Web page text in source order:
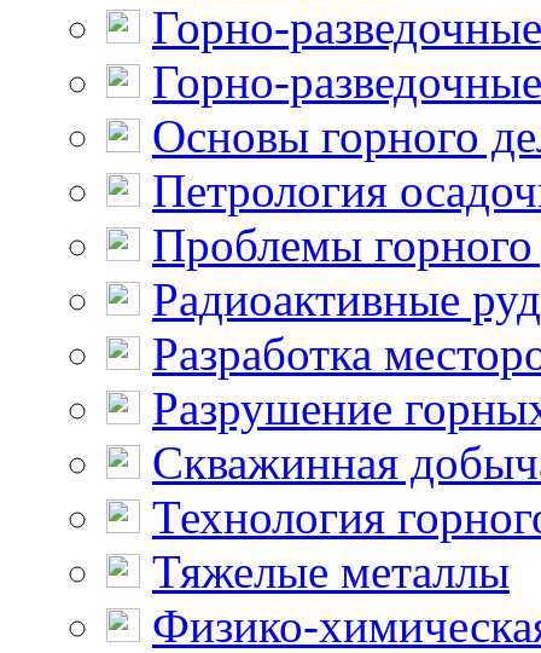
Горно-
Горно-
Основы горного
Петрология
Проблемы горного
Радиоактивные
Разработка
Разрушение
Скважинная
Технология
Тяжелые металлы
Физико-